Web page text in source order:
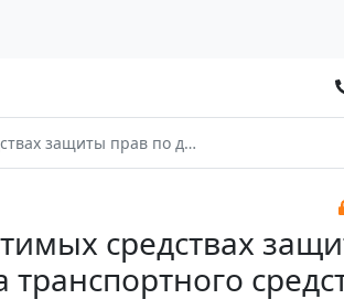
лизинга транспортного средства
средствах